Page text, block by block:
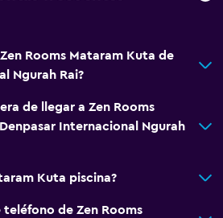
Rooms Mataram Kuta de
Ngurah Rai?
de llegar a Zen Rooms
Internacional Ngurah
Kuta piscina?
teléfono de Zen Rooms